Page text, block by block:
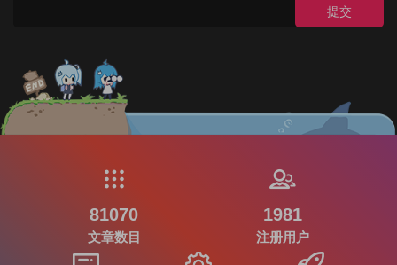
提交
81070
文章数目
1981
注册用户